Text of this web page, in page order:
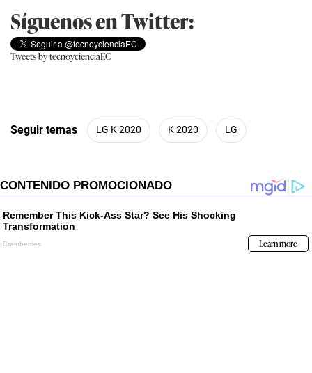
Síguenos en Twitter:
Tweets by tecnoycienciaEC
Seguir temas LG K 2020 K 2020 LG